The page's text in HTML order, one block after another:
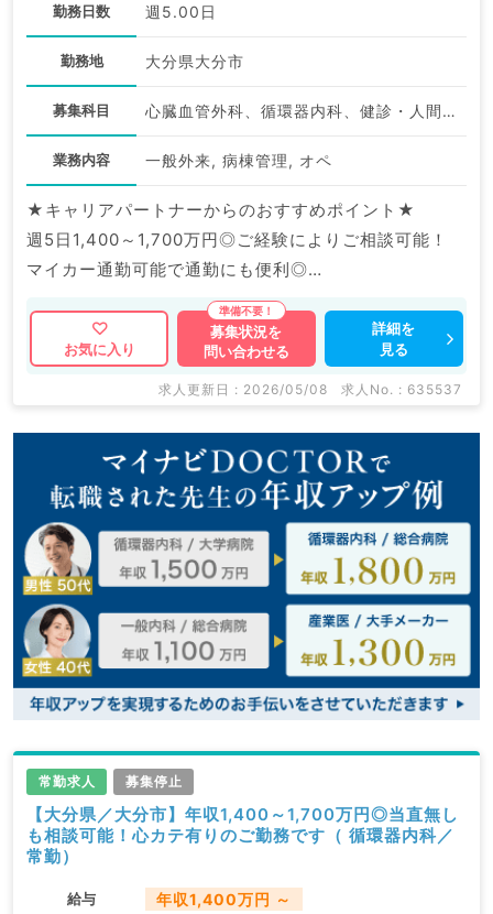
勤務日数 週5.00日
勤務地 大分県大分市
募集科目 心臓血管外科、循環器内科、健診・人間ドック
業務内容 一般外来, 病棟管理, オペ
★キャリアパートナーからのおすすめポイント★
週5日1,400～1,700万円◎ご経験によりご相談可能！
マイカー通勤可能で通勤にも便利◎
マイナビDOCTORでは病院やクリニックなどの医療機
関求人はもちろんのこと、
掲載情報以外にも産業医等の企業系求人も多数扱ってい
求人内容の詳細等はお気軽にお問合せ下さい。
お気に入り
募集状況を
問い合わせる
詳細を
見る
求人更新日 : 2026/05/08 求人No. : 635537
常勤求人 募集停止
【大分県／大分市】年収1,400～1,700万円◎当直無し
も相談可能！心カテ有りのご勤務です（ 循環器内科／
常勤）
給与 年収1,400万円 ～